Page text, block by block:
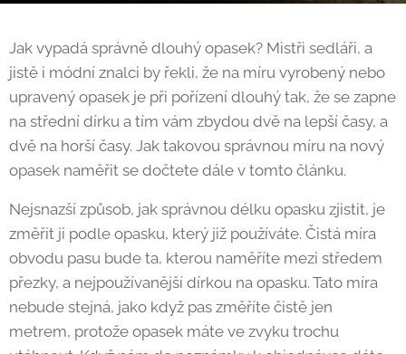
Jak vypadá správně dlouhý opasek? Mistři sedláři, a
jistě i módní znalci by řekli, že na míru vyrobený nebo
upravený opasek je při pořízení dlouhý tak, že se zapne
na střední dírku a tím vám zbydou dvě na lepší časy, a
dvě na horší časy. Jak takovou správnou míru na nový
opasek naměřit se dočtete dále v tomto článku.
Nejsnazší způsob, jak správnou délku opasku zjistit, je
změřit ji podle opasku, který již používáte. Čistá míra
obvodu pasu bude ta, kterou naměříte mezi středem
přezky, a nejpoužívanější dírkou na opasku. Tato míra
nebude stejná, jako když pas změříte čistě jen
metrem, protože opasek máte ve zvyku trochu